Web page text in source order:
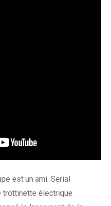
est un ami. Serial
trottinette électrique